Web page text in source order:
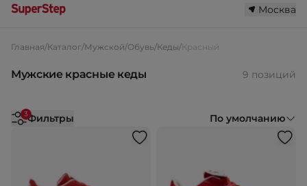
Москва
Главная/Каталог/Мужской/Обувь/Кеды/Красный
Мужские красные кеды 9 позиций
3Фильтры По умолчанию